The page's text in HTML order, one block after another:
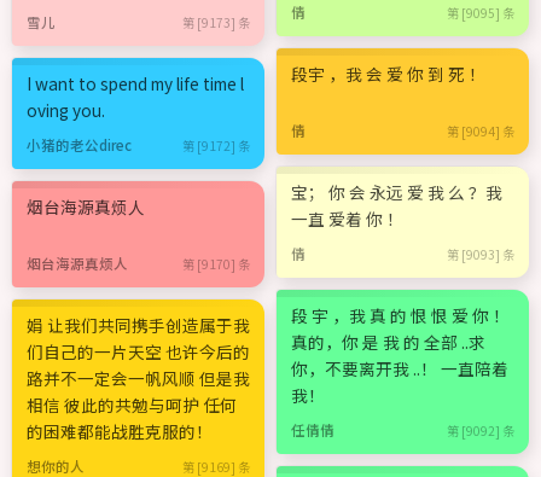
雪儿 第 [9173] 条
I want to spend my life time l
oving you.
小猪的老公direc 第 [9172] 条
烟台海源真烦人
烟台海源真烦人 第 [9170] 条
娟 让我们共同携手创造属于我
们自己的一片天空 也许今后的
路并不一定会一帆风顺 但是我
相信 彼此的共勉与呵护 任何
的困难都能战胜克服的！
想你的人 第 [9169] 条
倩 第 [9095] 条
段宇 ，我 会 爱 你 到 死 ！
倩 第 [9094] 条
宝； 你 会 永远 爱 我 么 ？我
一直 爱着 你 ！
倩 第 [9093] 条
段 宇 ，我 真 的 恨 恨 爱 你 ！
真的，你 是 我 的 全部 ..求
你，不要离开我 ..！ 一直陪着
我！
任倩倩 第 [9092] 条